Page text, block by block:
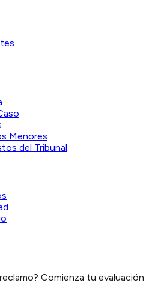
Menores
del Tribunal
Comienza tu evaluación